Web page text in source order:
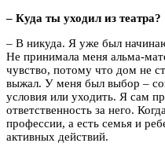
– Куда ты уходил из театра?
– В никуда. Я уже был
Не принимала меня альма-
чувство, потому что дом не
выжал. У меня был выбор –
условия или уходить. Я сам
ответственность за него.
профессии, а есть семья и
активных действий.